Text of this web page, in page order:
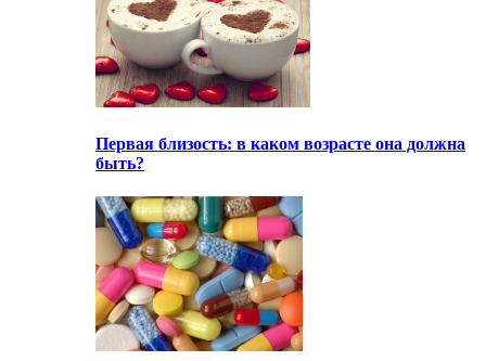
Первая близость: в каком возрасте она должна
быть?